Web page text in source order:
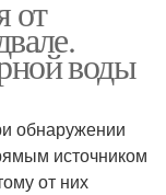
от
воды
обнаружении
источником
от них